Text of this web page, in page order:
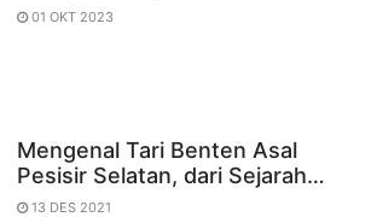
01 OKT 2023
Mengenal Tari Benten Asal
Pesisir Selatan, dari Sejarah…
13 DES 2021